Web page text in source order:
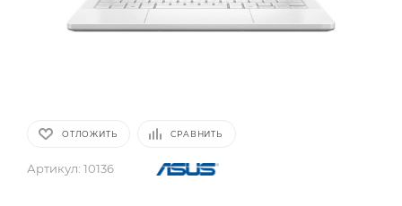
ОТЛОЖИТЬ СРАВНИТЬ
Артикул: 10136